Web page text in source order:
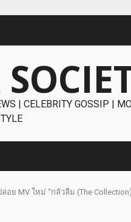
| CELEBRITY GOSSIP |
ปล่อย MV ใหม่ “กลัวลืม (The